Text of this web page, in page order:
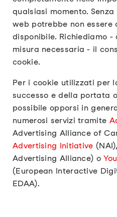
qualsiasi momento.
web potrebbe non essere
disponibile. Richiediamo -
misura necessaria - il
cookie.
Per i cookie utilizzati per
successo e della portata
possibile opporsi in
numerosi servizi tramite
Advertising Alliance of
Advertising Initiative
Advertising Alliance) o
(European Interactive
EDAA).